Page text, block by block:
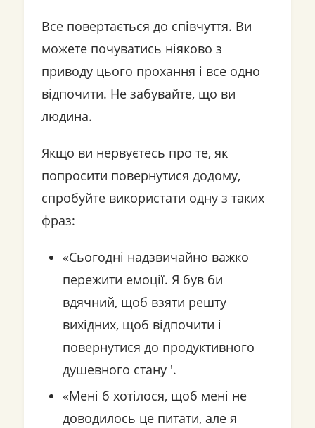
Все повертається до співчуття. Ви
можете почуватись ніяково з
приводу цього прохання і все одно
відпочити. Не забувайте, що ви
людина.
Якщо ви нервуєтесь про те, як
попросити повернутися додому,
спробуйте використати одну з таких
фраз:
«Сьогодні надзвичайно важко
пережити емоції. Я був би
вдячний, щоб взяти решту
вихідних, щоб відпочити і
повернутися до продуктивного
душевного стану '.
«Мені б хотілося, щоб мені не
доводилось це питати, але я